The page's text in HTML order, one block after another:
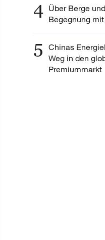
4 Über Berge
Begegnung
5 Chinas
Weg in den
Premiummarkt